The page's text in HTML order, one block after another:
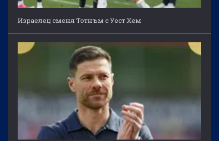
Израелец сменя Тотнъм с Уест Хем